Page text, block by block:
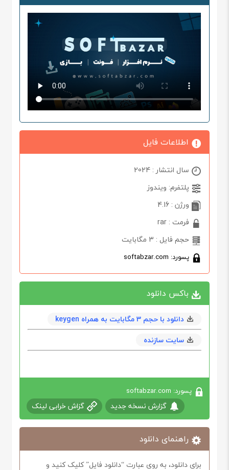
اطلاعات فایل
سال انتشار : 2024
پلتفرم: ویندوز
ورژن : 4.16
فرمت : rar
حجم فایل : 3 مگابایت
پسورد: softabzar.com
باکس دانلود
دانلود با حجم 3 مگابايت به همراه keygen
سایت سازنده
پسورد: softabzar.com
گزارش نسخه جدید گزاش خرابی لینک
راهنمای دانلود
برای دانلود، به روی عبارت “دانلود فایل” کلیک کنید و